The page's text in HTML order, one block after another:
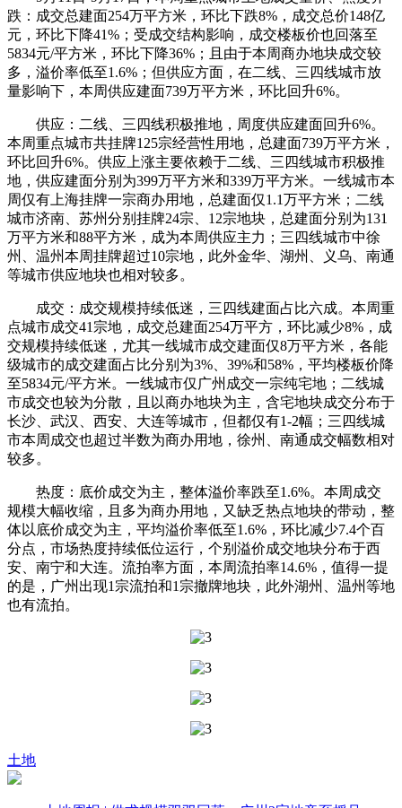
跌：成交总建面254万平方米，环比下跌8%，成交总价148亿
元，环比下降41%；受成交结构影响，成交楼板价也回落至
5834元/平方米，环比下降36%；且由于本周商办地块成交较
多，溢价率低至1.6%；但供应方面，在二线、三四线城市放
量影响下，本周供应建面739万平方米，环比回升6%。
供应：二线、三四线积极推地，周度供应建面回升6%。
本周重点城市共挂牌125宗经营性用地，总建面739万平方米，
环比回升6%。供应上涨主要依赖于二线、三四线城市积极推
地，供应建面分别为399万平方米和339万平方米。一线城市本
周仅有上海挂牌一宗商办用地，总建面仅1.1万平方米；二线
城市济南、苏州分别挂牌24宗、12宗地块，总建面分别为131
万平方米和88平方米，成为本周供应主力；三四线城市中徐
州、温州本周挂牌超过10宗地，此外金华、湖州、义乌、南通
等城市供应地块也相对较多。
成交：成交规模持续低迷，三四线建面占比六成。本周重
点城市成交41宗地，成交总建面254万平方，环比减少8%，成
交规模持续低迷，尤其一线城市成交建面仅8万平方米，各能
级城市的成交建面占比分别为3%、39%和58%，平均楼板价降
至5834元/平方米。一线城市仅广州成交一宗纯宅地；二线城
市成交也较为分散，且以商办地块为主，含宅地块成交分布于
长沙、武汉、西安、大连等城市，但都仅有1-2幅；三四线城
市本周成交也超过半数为商办用地，徐州、南通成交幅数相对
较多。
热度：底价成交为主，整体溢价率跌至1.6%。本周成交
规模大幅收缩，且多为商办用地，又缺乏热点地块的带动，整
体以底价成交为主，平均溢价率低至1.6%，环比减少7.4个百
分点，市场热度持续低位运行，个别溢价成交地块分布于西
安、南宁和大连。流拍率方面，本周流拍率14.6%，值得一提
的是，广州出现1宗流拍和1宗撤牌地块，此外湖州、温州等地
也有流拍。
土地